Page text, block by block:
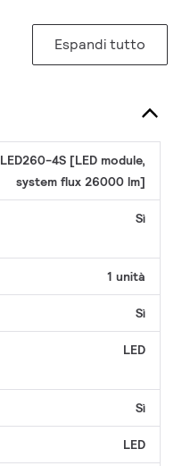
Espandi tutto
LED260-4S [LED module,
system flux 26000 lm]
Sì
1 unità
Sì
LED
Sì
LED